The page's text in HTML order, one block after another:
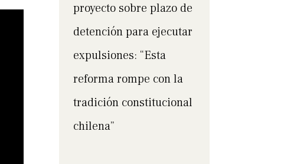
proyecto sobre plazo de
detención para ejecutar
expulsiones: “Esta
reforma rompe con la
tradición constitucional
chilena”